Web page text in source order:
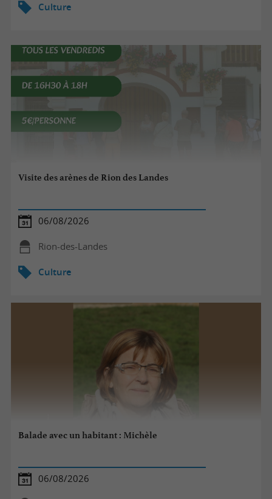
Culture
Visite des arènes de Rion des Landes
06/08/2026
Rion-des-Landes
Culture
Balade avec un habitant : Michèle
06/08/2026